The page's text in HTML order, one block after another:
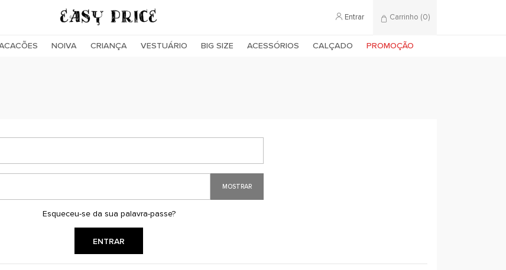
Entrar Carrinho (0)
NOIVA CRIANÇA VESTUÁRIO BIG SIZE ACESSÓRIOS CALÇADO PROMOÇÃO
MOSTRAR
Esqueceu-se da sua palavra-passe?
ENTRAR